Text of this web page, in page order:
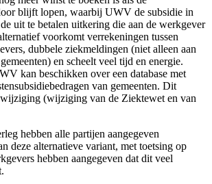
blijft lopen, waarbij UWV de subsidie in
uit te betalen uitkering die aan de werkgever
voorkomt verrekeningen tussen
dubbele ziekmeldingen (niet alleen aan
en scheelt veel tijd en energie.
kan beschikken over een database met
van gemeenten. Dit
(wijziging van de Ziektewet en van
hebben alle partijen aangegeven
deze alternatieve variant, met toetsing op
hebben aangegeven dat dit veel